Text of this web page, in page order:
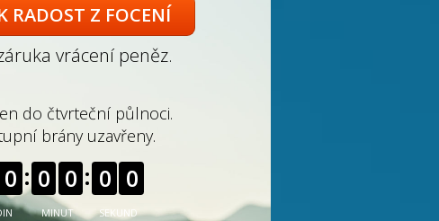
RADOST Z FOCENÍ
vrácení peněz.
do čtvrteční půlnoci.
brány uzavřeny.
0 0 0
MINUT
0 0
SEKUND